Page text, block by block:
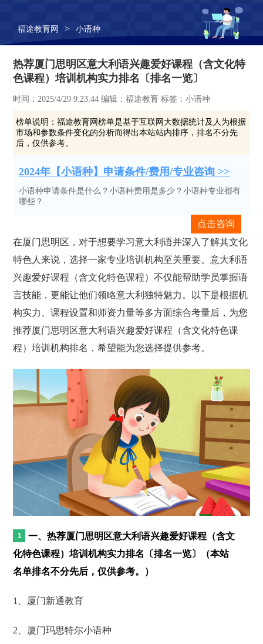
福途教育网 > 小语种
热荐厦门思明区意大利语兴趣爱好课程（含文化特
色课程）培训机构实力排名〔排名一览〕
时间：2025/4/29 9:23:44 编辑：福途教育 标签：小语种
榜单说明：福途教育网榜单是基于互联网大数据统计及人为根据
市场和参数条件变化的分析而得出本站站内排序，排名不分先
后，仅供参考。
2024年【小语种】申请条件/费用/专业咨询 >>
小语种申请条件是什么？小语种费用是多少？小语种专业都有
哪些？
点击咨询
在厦门思明区，对于想要学习意大利语并深入了解其文化
特色人来说，选择一家专业培训机构至关重要。意大利语
兴趣爱好课程（含文化特色课程）不仅能帮助学员掌握语
言技能，更能让他们领略意大利独特魅力。以下是根据机
构实力、课程设置和师资力量等多方面综合考量后，为您
推荐厦门思明区意大利语兴趣爱好课程（含文化特色课
程）培训机构排名，希望能为您选择提供参考。
一、热荐厦门思明区意大利语兴趣爱好课程（含文
化特色课程）培训机构实力排名〔排名一览〕（本站
名单排名不分先后，仅供参考。）
1、厦门新通教育
2、厦门玛思特尔小语种